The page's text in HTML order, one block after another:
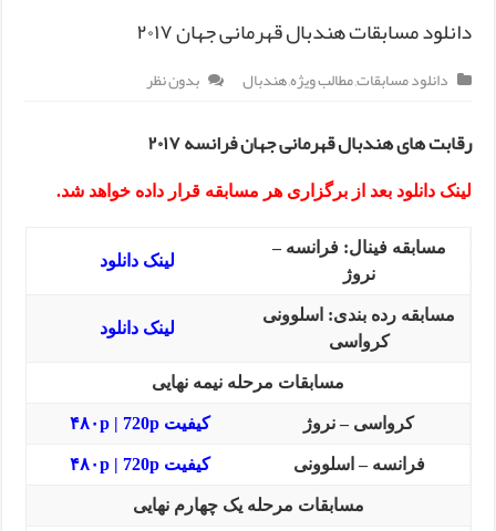
دانلود مسابقات هندبال قهرمانی جهان ۲۰۱۷
دانلود مسابقات,مطالب ویژه,هندبال بدون نظر
رقابت های هندبال قهرمانی جهان فرانسه ۲۰۱۷
لینک دانلود بعد از برگزاری هر مسابقه قرار داده خواهد شد.
مسابقه فینال: فرانسه –
نروژ
لینک دانلود
مسابقه رده بندی: اسلوونی
کرواسی
لینک دانلود
مسابقات مرحله نیمه نهایی
کرواسی – نروژ کیفیت ۴۸۰p| 720p
فرانسه – اسلوونی کیفیت ۴۸۰p| 720p
مسابقات مرحله یک چهارم نهایی